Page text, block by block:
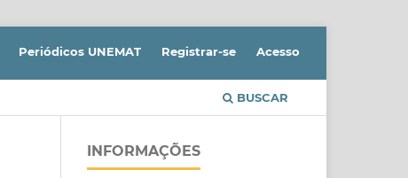
BUSCAR
Periódicos UNEMAT Registrar-se Acesso
INFORMAÇÕES